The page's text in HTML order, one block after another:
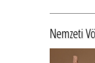
Nemzeti